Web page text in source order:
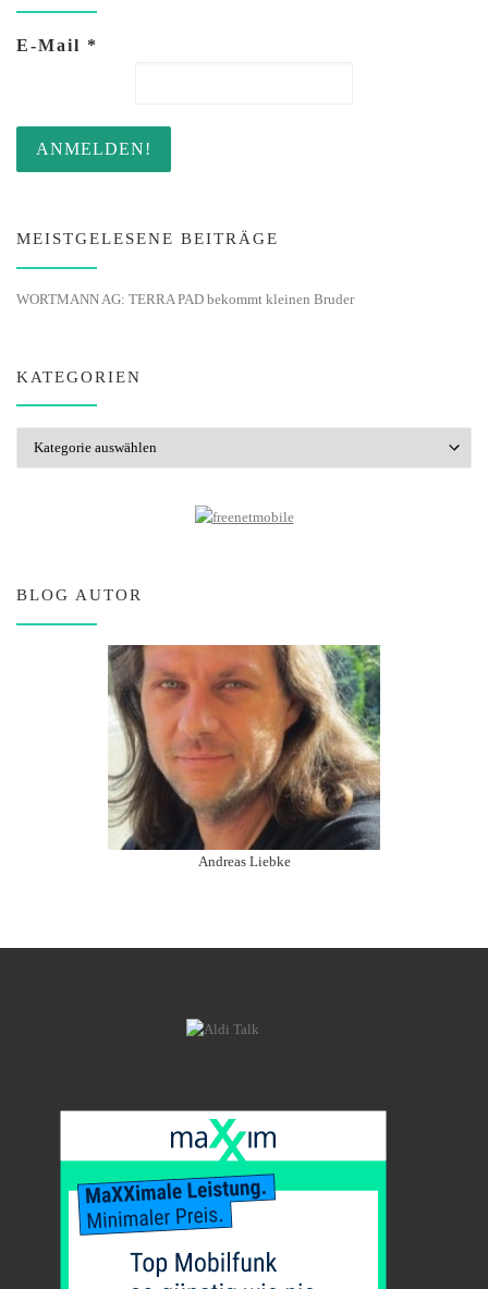
E-Mail *
MEISTGELESENE BEITRÄGE
WORTMANN AG: TERRA PAD bekommt kleinen Bruder
KATEGORIEN
BLOG AUTOR
Andreas Liebke